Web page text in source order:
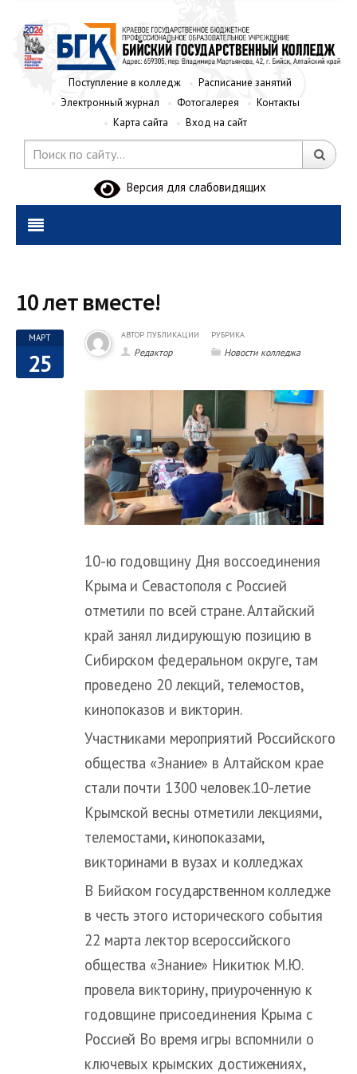
Поступление в колледж
Расписание занятий
Электронный журнал
Фотогалерея
Контакты
Карта сайта
Вход на сайт
Версия для слабовидящих
10 лет вместе!
МАРТ
25
АВТОР ПУБЛИКАЦИИ
Редактор
РУБРИКА
Новости колледжа
10-ю годовщину Дня воссоединения
Крыма и Севастополя с Россией
отметили по всей стране. Алтайский
край занял лидирующую позицию в
Сибирском федеральном округе, там
проведено 20 лекций, телемостов,
кинопоказов и викторин.
Участниками мероприятий Российского
общества «Знание» в Алтайском крае
стали почти 1300 человек.10-летие
Крымской весны отметили лекциями,
телемостами, кинопоказами,
викторинами в вузах и колледжах
В Бийском государственном колледже
в честь этого исторического события
22 марта лектор всероссийского
общества «Знание» Никитюк М.Ю.
провела викторину, приуроченную к
годовщине присоединения Крыма с
Россией Во время игры вспомнили о
ключевых крымских достижениях,